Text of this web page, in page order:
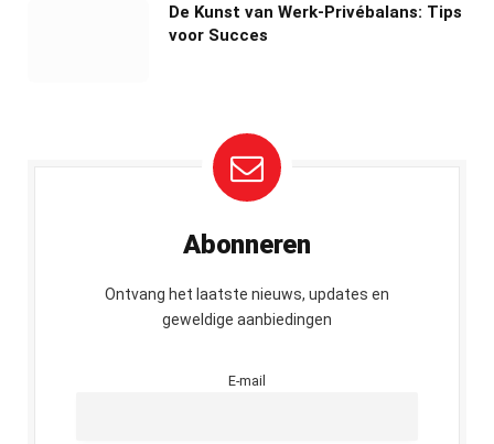
De Kunst van Werk-Privébalans: Tips
voor Succes
Abonneren
Ontvang het laatste nieuws, updates en
geweldige aanbiedingen
E-mail